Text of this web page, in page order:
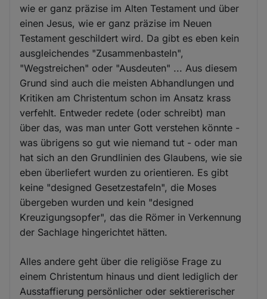
wie er ganz präzise im Alten Testament und über
einen Jesus, wie er ganz präzise im Neuen
Testament geschildert wird. Da gibt es eben kein
ausgleichendes "Zusammenbasteln",
"Wegstreichen" oder "Ausdeuten" ... Aus diesem
Grund sind auch die meisten Abhandlungen und
Kritiken am Christentum schon im Ansatz krass
verfehlt. Entweder redete (oder schreibt) man
über das, was man unter Gott verstehen könnte -
was übrigens so gut wie niemand tut - oder man
hat sich an den Grundlinien des Glaubens, wie sie
eben überliefert wurden zu orientieren. Es gibt
keine "designed Gesetzestafeln", die Moses
übergeben wurden und kein "designed
Kreuzigungsopfer", das die Römer in Verkennung
der Sachlage hingerichtet hätten.
Alles andere geht über die religiöse Frage zu
einem Christentum hinaus und dient lediglich der
Ausstaffierung persönlicher oder sektiererischer